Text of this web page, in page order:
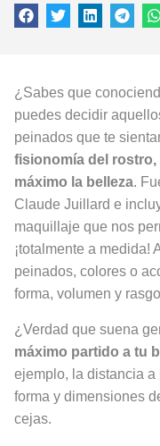
¿Sabes que
puedes decidir
peinados que te
fisionomía del rostro,
máximo la belleza.
Claude Juillard e
maquillaje que nos
¡totalmente a medida!
peinados, colores o
forma, volumen y
¿Verdad que suena
máximo partido a tu
ejemplo, la distancia a
forma y dimensiones
cejas.